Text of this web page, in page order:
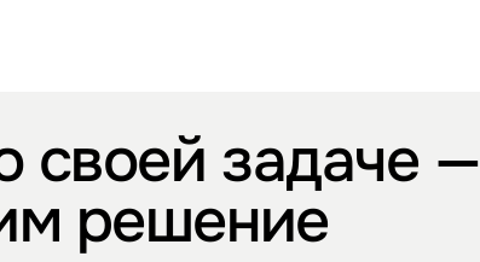
своей задаче —
решение